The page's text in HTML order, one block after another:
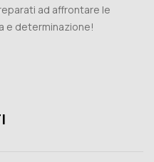
ad affrontare le
e determinazione!